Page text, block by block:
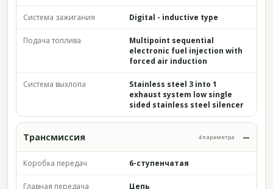
Система зажигания Digital - inductive type
Подача топлива
Multipoint sequential
electronic fuel injection with
forced air induction
Система выхлопа
Stainless steel 3 into 1
exhaust system low single
sided stainless steel silencer
Трансмиссия 4 параметра
Коробка передач 6-ступенчатая
Главная передача Цепь